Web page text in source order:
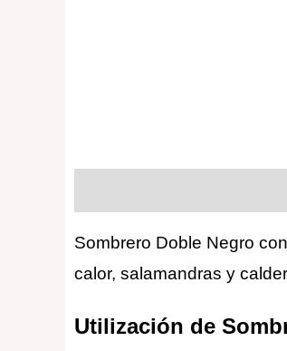
Sombrero Doble Negro
calor, salamandras y
Utilización de